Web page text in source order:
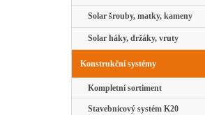
Solar šrouby, matky, kameny
Solar háky, držáky, vruty
Konstrukční systémy
Kompletní sortiment
Stavebnicový systém K20